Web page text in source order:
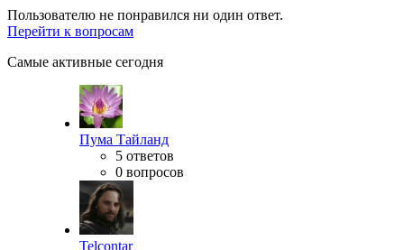
Пользователю не понравился ни один ответ.
Перейти к вопросам
Самые активные сегодня
Пума Тайланд
5 ответов
0 вопросов
Telcontar